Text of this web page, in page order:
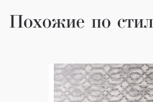
Похожие по